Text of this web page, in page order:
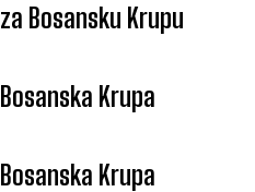
Bosansku Krupu
Krupa
Krupa